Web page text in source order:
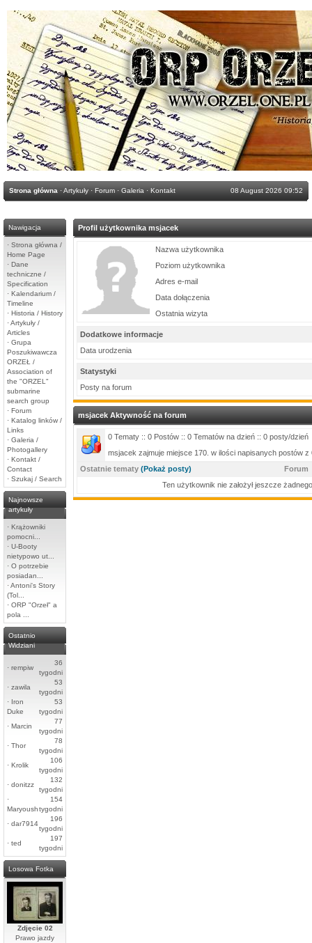
Strona główna ·Artykuły · Forum · Galeria · Kontakt 08 August 2026 09:52
Nawigacja
· Strona główna /
Home Page
· Dane
techniczne /
Specification
· Kalendarium /
Timeline
· Historia / History
·Artykuły /
Articles
· Grupa
Poszukiwawcza
ORZEŁ /
Association of
the "ORZEL"
submarine
search group
· Forum
· Katalog linków /
Links
· Galeria /
Photogallery
· Kontakt /
Contact
· Szukaj / Search
Najnowsze
artykuły
· Krążowniki
pomocni...
· U-Booty
nietypowo ut...
· O potrzebie
posiadan...
·Antoni's Story
(Tol...
· ORP "Orzeł" a
pola ...
Ostatnio
Widziani
· rempiw
36
tygodni
· zawila
53
tygodni
· Iron
Duke
53
tygodni
· Marcin
77
tygodni
· Thor
78
tygodni
· Krolik
106
tygodni
· donitzz
132
tygodni
·
Maryoush
154
tygodni
· dar7914
196
tygodni
· ted
197
tygodni
Losowa Fotka
Zdjęcie 02
Prawo jazdy
Profil użytkownika msjacek
Nazwa użytkownika
Poziom użytkownika
Adres e-mail
Data dołączenia
Ostatnia wizyta
Dodatkowe informacje
Data urodzenia
Statystyki
Posty na forum
msjacek Aktywność na forum
0 Tematy :: 0 Postów :: 0 Tematów na dzień :: 0 posty/dzień
msjacek zajmuje miejsce 170. w ilości napisanych postów
Ostatnie tematy (Pokaż posty)
Forum
Ten użytkownik nie założył jeszcze